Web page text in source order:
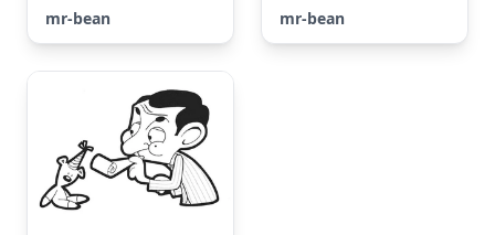
mr-bean
mr-bean